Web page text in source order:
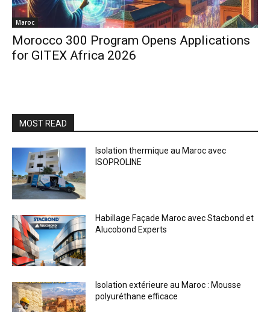
Maroc
Morocco 300 Program Opens Applications
for GITEX Africa 2026
MOST READ
Isolation thermique au Maroc avec
ISOPROLINE
Habillage Façade Maroc avec Stacbond et
Alucobond Experts
Isolation extérieure au Maroc : Mousse
polyuréthane efficace